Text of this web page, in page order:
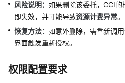
说
明
快
门
风险说明： 如果删除该委托，CCI
即失效，并可能导致资源计费异常。
恢复方法： 如意外删除，需重新调
界面触发重新授权。
权限配置要求